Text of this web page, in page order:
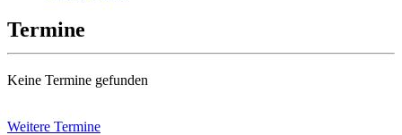
Termine
Keine Termine gefunden
Weitere Termine